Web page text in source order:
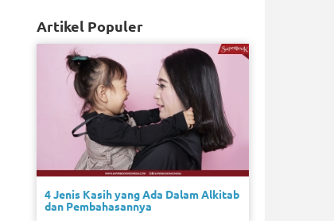
Artikel Populer
4 Jenis Kasih yang Ada Dalam Alkitab
dan Pembahasannya